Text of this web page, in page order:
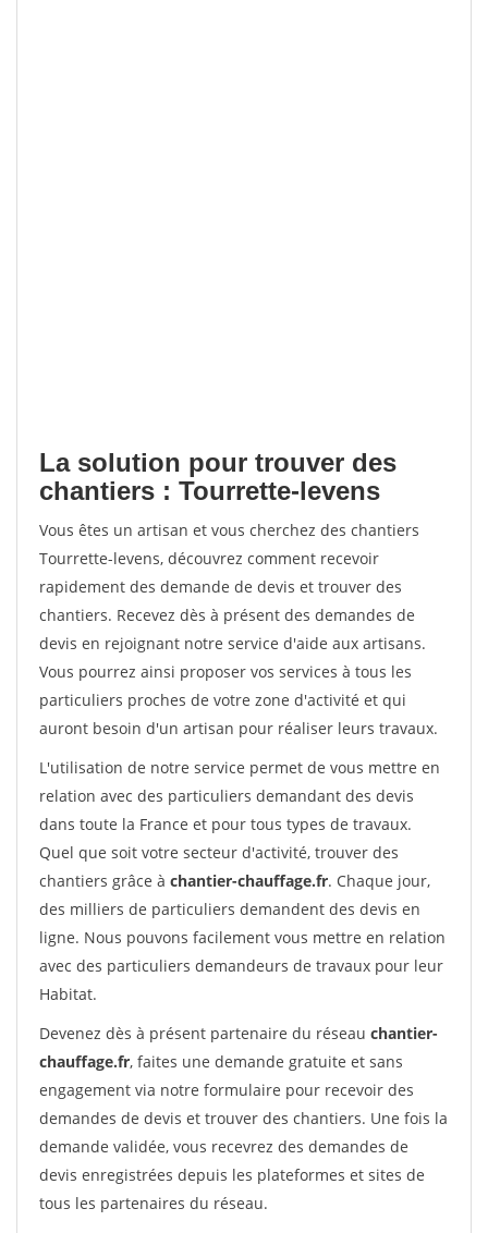
La solution pour trouver des
chantiers : Tourrette-levens
Vous êtes un artisan et vous cherchez des chantiers
Tourrette-levens, découvrez comment recevoir
rapidement des demande de devis et trouver des
chantiers. Recevez dès à présent des demandes de
devis en rejoignant notre service d'aide aux artisans.
Vous pourrez ainsi proposer vos services à tous les
particuliers proches de votre zone d'activité et qui
auront besoin d'un artisan pour réaliser leurs travaux.
L'utilisation de notre service permet de vous mettre en
relation avec des particuliers demandant des devis
dans toute la France et pour tous types de travaux.
Quel que soit votre secteur d'activité, trouver des
chantiers grâce à chantier-chauffage.fr. Chaque jour,
des milliers de particuliers demandent des devis en
ligne. Nous pouvons facilement vous mettre en relation
avec des particuliers demandeurs de travaux pour leur
Habitat.
Devenez dès à présent partenaire du réseau chantier-
chauffage.fr, faites une demande gratuite et sans
engagement via notre formulaire pour recevoir des
demandes de devis et trouver des chantiers. Une fois la
demande validée, vous recevrez des demandes de
devis enregistrées depuis les plateformes et sites de
tous les partenaires du réseau.